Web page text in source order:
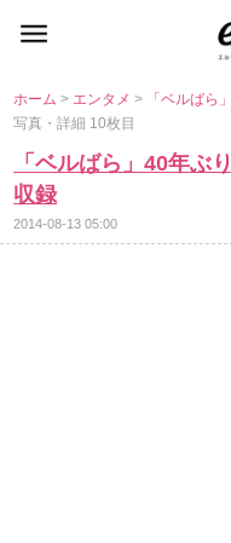
ホーム> エンタメ> 「ベルば
写真・詳細 10枚目
「ベルばら」40年
収録
2014-08-13 05:00